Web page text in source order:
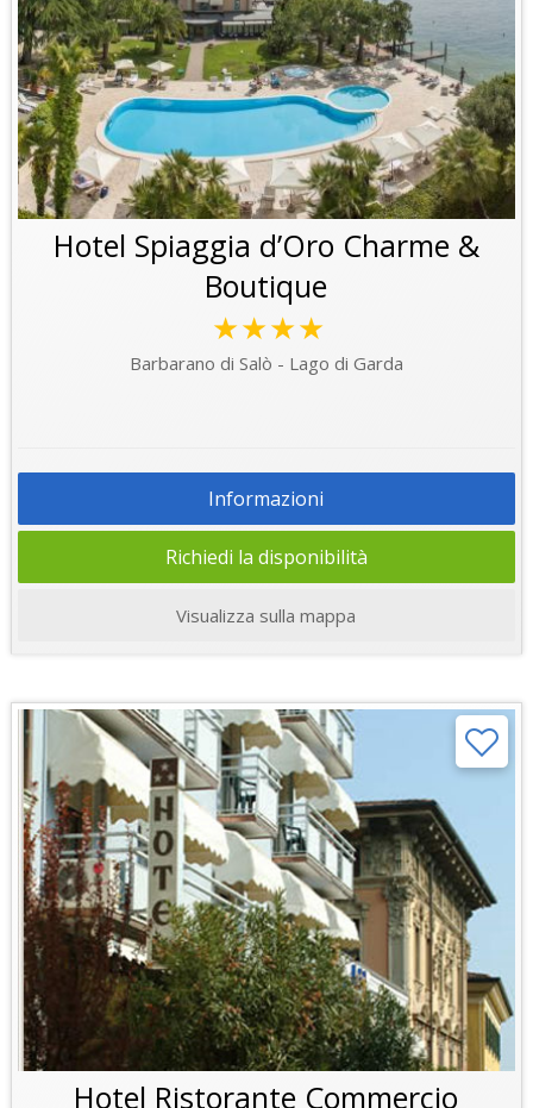
Hotel Spiaggia d’Oro Charme &
Boutique
★★★★
Barbarano di Salò - Lago di Garda
Informazioni
Richiedi la disponibilità
Visualizza sulla mappa
Hotel Ristorante Commercio